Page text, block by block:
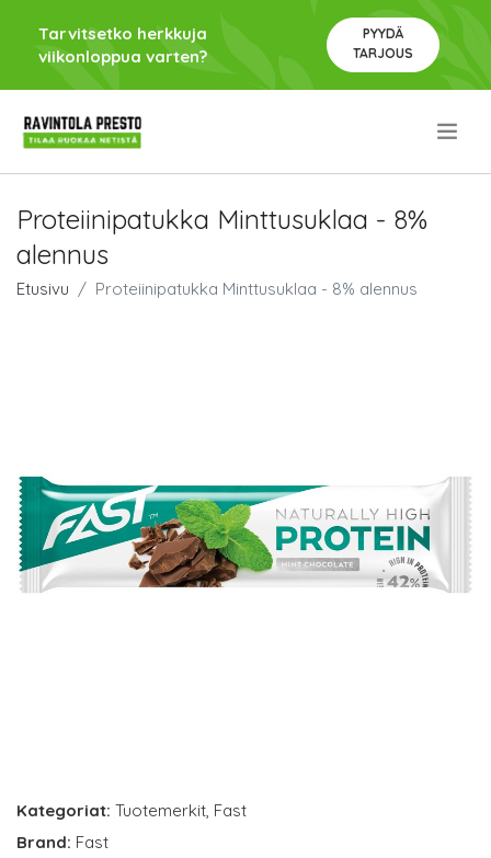
Tarvitsetko herkkuja
viikonloppua varten?
PYYDÄ
TARJOUS
Proteiinipatukka Minttusuklaa - 8%
alennus
Etusivu Proteiinipatukka Minttusuklaa - 8% alennus
Kategoriat: Tuotemerkit, Fast
Brand: Fast